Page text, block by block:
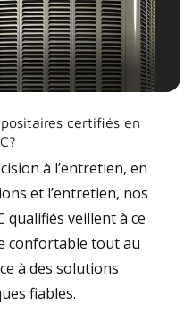
certifiés en
à l’entretien, en
et l’entretien, nos
qualifiés veillent à ce
confortable tout au
à des solutions
fiables.